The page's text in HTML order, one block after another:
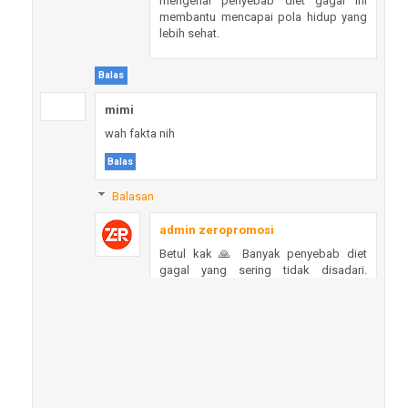
membantu mencapai pola hidup yang
lebih sehat.
Balas
mimi
wah fakta nih
Balas
Balasan
admin zeropromosi
Betul kak 🙏 Banyak penyebab diet
gagal yang sering tidak disadari.